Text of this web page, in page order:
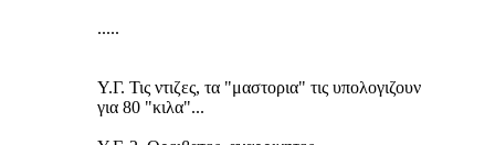
.....
Υ.Γ. Τις ντιζες, τα "μαστορια" τις υπολογιζουν
για 80 "κιλα"...